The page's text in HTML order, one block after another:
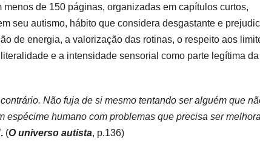
de 150 páginas, organizadas em capítulos curtos,
seu autismo, hábito que considera desgastante e
de energia, a valorização das rotinas, o respeito aos
e a intensidade sensorial como parte legítima da
Não fuja de si mesmo tentando ser alguém que
espécime humano com problemas que precisa ser
. (O universo autista, p.136)